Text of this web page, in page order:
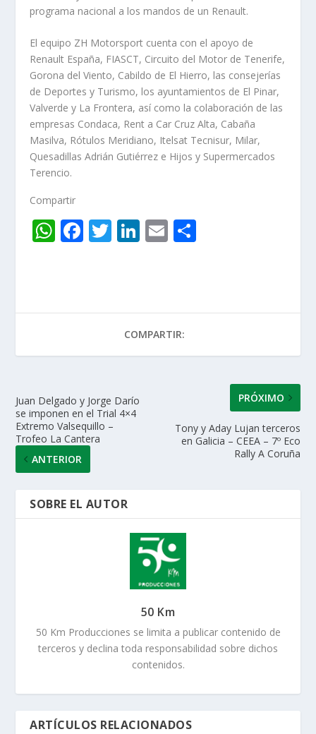
programa nacional a los mandos de un Renault.
El equipo ZH Motorsport cuenta con el apoyo de
Renault España, FIASCT, Circuito del Motor de Tenerife,
Gorona del Viento, Cabildo de El Hierro, las consejerías
de Deportes y Turismo, los ayuntamientos de El Pinar,
Valverde y La Frontera, así como la colaboración de las
empresas Condaca, Rent a Car Cruz Alta, Cabaña
Masilva, Rótulos Meridiano, Itelsat Tecnisur, Milar,
Quesadillas Adrián Gutiérrez e Hijos y Supermercados
Terencio.
Compartir
W
A
p
F
o
k
T Li
dI
n
E
ar
r
COMPARTIR:
Juan Delgado y Jorge Darío
se imponen en el Trial 4×4
Extremo Valsequillo –
Trofeo La Cantera
ANTERIOR
PRÓXIMO
Tony y Aday Lujan terceros
en Galicia – CEEA – 7º Eco
Rally A Coruña
SOBRE EL AUTOR
50 Km
50 Km Producciones se limita a publicar contenido de
terceros y declina toda responsabilidad sobre dichos
contenidos.
ARTÍCULOS RELACIONADOS